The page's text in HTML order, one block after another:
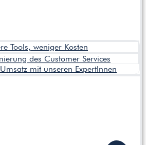
Tools, weniger Kosten
des Customer Services
mit unseren ExpertInnen